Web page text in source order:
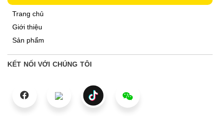
Trang chủ
Giới thiệu
Sản phẩm
KẾT NỐI VỚI CHÚNG TÔI